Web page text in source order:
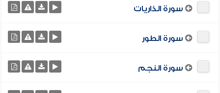
سورة الذاريات
سورة الطور
سورة النجم